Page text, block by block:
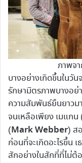
ภาพจ
บางอย่างเกิดขึ้นใน
รักษามิตรภาพบางอย่
ความสัมพันธ์ยืนยาว
จนเหลือเพียง เมแกน
(Mark Webber) ส
ก่อนที่จะเกิดอะไรขึ้น
สักอย่างในสักที่ที่ไม่ต้